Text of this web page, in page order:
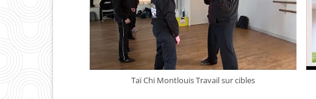
Taï Chi Montlouis Travail sur cibles